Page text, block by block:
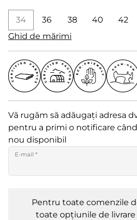
34 36 38 40
42
Ghid de mărimi
Vă rugăm să adăugați adresa
pentru a primi o notificare
nou disponibil
E-mail*
Pentru toate comenzile
toate opțiunile de